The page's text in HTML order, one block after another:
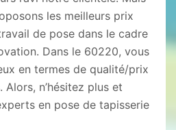
les meilleurs prix
de pose dans le cadre
Dans le 60220, vous
en termes de qualité/prix
Alors, n’hésitez plus et
en pose de tapisserie